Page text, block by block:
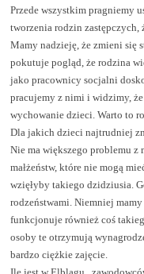
Przede wszystkim pragniemy
tworzenia rodzin
Mamy nadzieję, że zmieni się
pokutuje pogląd, że rodzina
jako pracownicy socjalni
pracujemy z nimi i widzimy, że
wychowanie dzieci. Warto to
Dla jakich dzieci najtrudniej
Nie ma większego problemu z
małżeństw, które nie mogą
wzięłyby takiego dzidziusia.
rodzeństwami. Niemniej
funkcjonuje również coś
osoby te otrzymują
bardzo ciężkie zajęcie.